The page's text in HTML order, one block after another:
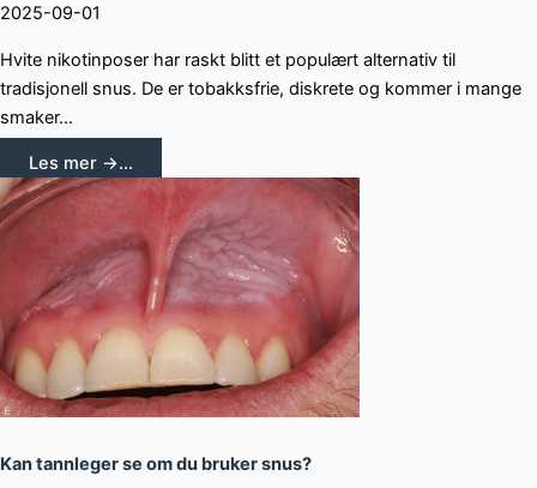
2025-09-01
Hvite nikotinposer har raskt blitt et populært alternativ til
tradisjonell snus. De er tobakksfrie, diskrete og kommer i mange
smaker...
Les mer →...
Kan tannleger se om du bruker snus?